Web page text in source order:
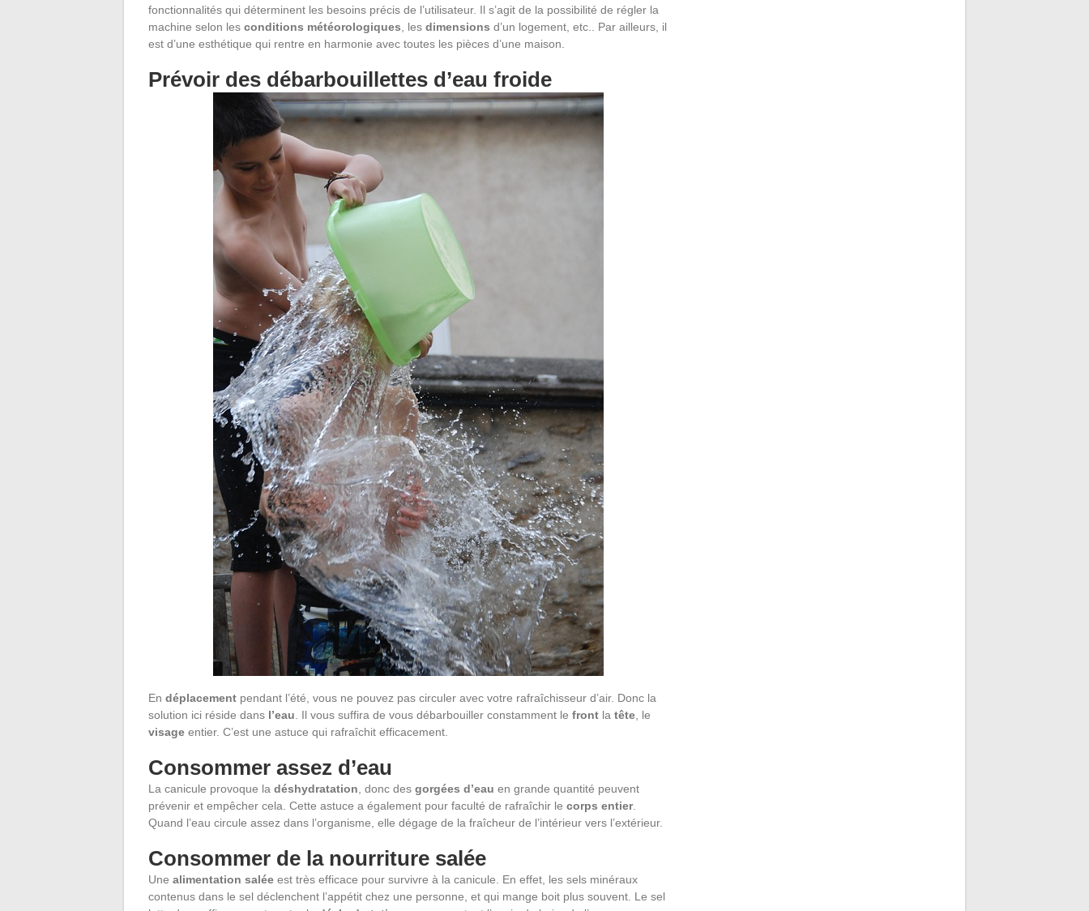
fonctionnalités qui déterminent les besoins précis de l’utilisateur. Il s’agit de la possibilité de régler la
machine selon les conditions météorologiques , les dimensions d’un logement, etc.. Par ailleurs, il
est d’une esthétique qui rentre en harmonie avec toutes les pièces d’une maison.
Prévoir des débarbouillettes d’eau froide
En déplacement pendant l’été, vous ne pouvez pas circuler avec votre rafraîchisseur d’air. Donc la
solution ici réside dans l’eau . Il vous suffira de vous débarbouiller constamment le front la tête , le
visage entier. C’est une astuce qui rafraîchit efficacement.
Consommer assez d’eau
La canicule provoque la déshydratation , donc des gorgées d’eau en grande quantité peuvent
prévenir et empêcher cela. Cette astuce a également pour faculté de rafraîchir le corps entier.
Quand l’eau circule assez dans l’organisme, elle dégage de la fraîcheur de l’intérieur vers l’extérieur.
Consommer de la nourriture salée
Une alimentation salée est très efficace pour survivre à la canicule. En effet, les sels minéraux
contenus dans le sel déclenchent l’appétit chez une personne, et qui mange boit plus souvent. Le sel